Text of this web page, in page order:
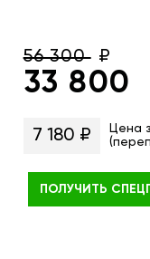
56 300
33 800
7 180 ₽
Цена
ПОЛУЧИТЬ